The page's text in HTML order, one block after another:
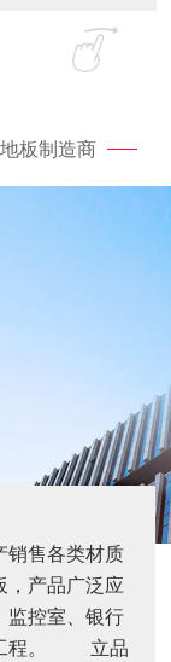
板制造商
售各类材质
，产品广泛应
监控室、银行
工程。 立品